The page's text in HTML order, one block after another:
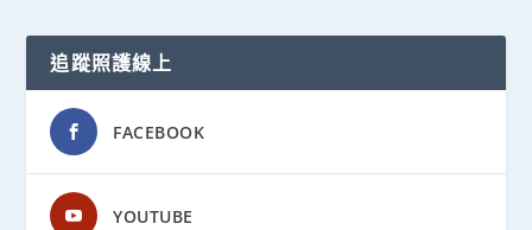
追蹤照護線上
FACEBOOK
YOUTUBE